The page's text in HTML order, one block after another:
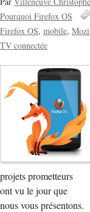
Pourquoi Firefox OS
Firefox OS mobile
TV connectée
projets prometteurs
ont vu le jour que
nous vous présentons.